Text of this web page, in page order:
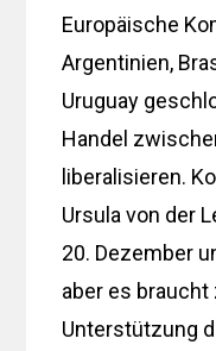
Europäische
Argentinien,
Uruguay
Handel
liberalisieren.
Ursula von der
20. Dezember
aber es
Unterstützung